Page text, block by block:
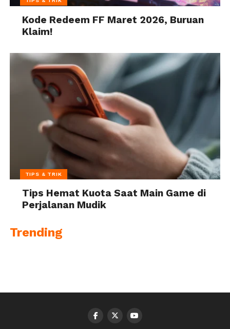
Kode Redeem FF Maret 2026, Buruan
Klaim!
TIPS & TRIK
Tips Hemat Kuota Saat Main Game di
Perjalanan Mudik
Trending